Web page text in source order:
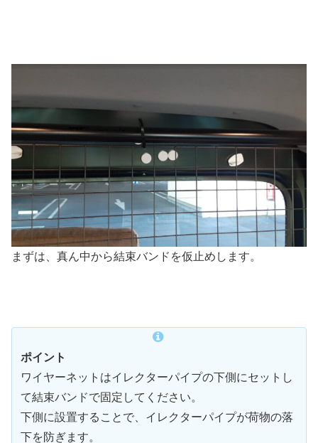
まずは、真ん中から結束バンドを仮止めします。
ポイント
ワイヤーネットはイレクターパイプの下側にセットし
て結束バンドで固定してください。
下側に設置することで、イレクターパイプが荷物の落
下を防ぎます。